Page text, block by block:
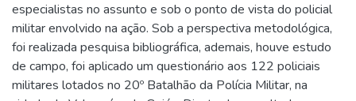
especialistas no assunto e sob o ponto de vista do policial
militar envolvido na ação. Sob a perspectiva metodológica,
foi realizada pesquisa bibliográfica, ademais, houve estudo
de campo, foi aplicado um questionário aos 122 policiais
militares lotados no 20º Batalhão da Polícia Militar, na